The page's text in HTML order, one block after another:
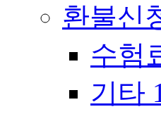
환불신
수험
기타